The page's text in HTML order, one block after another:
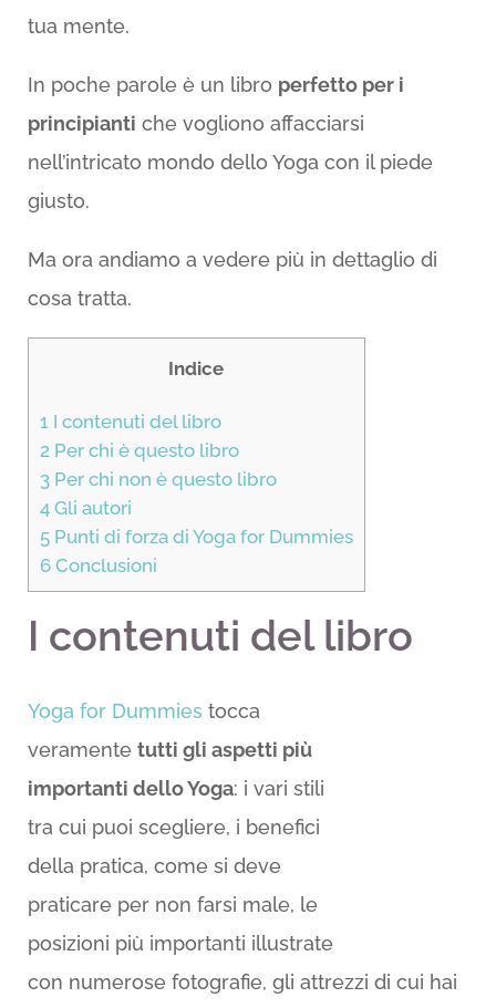
tua mente.
In poche parole è un libro perfetto per i
principianti che vogliono affacciarsi
nell’intricato mondo dello Yoga con il piede
giusto.
Ma ora andiamo a vedere più in dettaglio di
cosa tratta.
Indice
1I contenuti del libro
2Per chi è questo libro
3Per chi non è questo libro
4Gli autori
5Punti di forza di Yoga for Dummies
6Conclusioni
I contenuti del libro
Yoga for Dummies tocca
veramente tutti gli aspetti più
importanti dello Yoga: i vari stili
tra cui puoi scegliere, i benefici
della pratica, come si deve
praticare per non farsi male, le
posizioni più importanti illustrate
con numerose fotografie, gli attrezzi di cui hai